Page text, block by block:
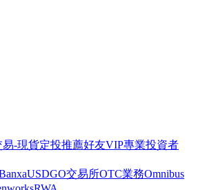
易-現貨定投推薦好友VIP專業投資者
USDGO交易所OTC業務Omnibus